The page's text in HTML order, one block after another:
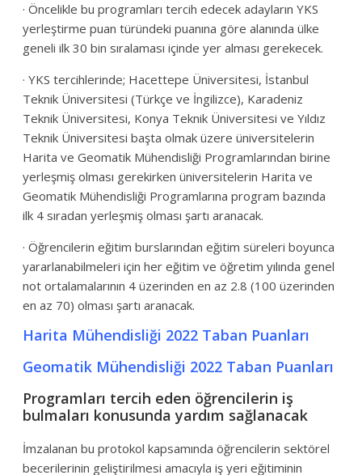
· Öncelikle bu programları tercih edecek adayların YKS
yerleştirme puan türündeki puanına göre alanında ülke
geneli ilk 30 bin sıralaması içinde yer alması gerekecek.
· YKS tercihlerinde; Hacettepe Üniversitesi, İstanbul
Teknik Üniversitesi (Türkçe ve İngilizce), Karadeniz
Teknik Üniversitesi, Konya Teknik Üniversitesi ve Yıldız
Teknik Üniversitesi başta olmak üzere üniversitelerin
Harita ve Geomatik Mühendisliği Programlarından birine
yerleşmiş olması gerekirken üniversitelerin Harita ve
Geomatik Mühendisliği Programlarına program bazında
ilk 4 sıradan yerleşmiş olması şartı aranacak.
· Öğrencilerin eğitim burslarından eğitim süreleri boyunca
yararlanabilmeleri için her eğitim ve öğretim yılında genel
not ortalamalarının 4 üzerinden en az 2.8 (100 üzerinden
en az 70) olması şartı aranacak.
Harita Mühendisliği 2022 Taban Puanları
Geomatik Mühendisliği 2022 Taban Puanları
Programları tercih eden öğrencilerin iş
bulmaları konusunda yardım sağlanacak
İmzalanan bu protokol kapsamında öğrencilerin sektörel
becerilerinin geliştirilmesi amacıyla iş yeri eğitiminin